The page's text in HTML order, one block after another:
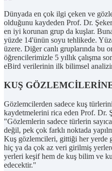
Dünyada en çok ilgi çeken ve
olduğunu kaydeden Prof. Dr.
en iyi korunan grup da kuşlar.
yüzde 14'ünün soyu tehlikede.
üzere. Diğer canlı gruplarında bu
öğrencilerimizle 5 yıllık çalışma
eBird verilerinin ilk bilimsel
KUŞ
Gözlemcilerden sadece kuş
kaydetmelerini rica eden Prof. Dr.
"Gözlemlerin sadece türlerin
değil, pek çok farklı noktada
Kuş gözlemcileri, gittiği her yerde
hiç ya da çok az veri girilmiş
yerleri keşif hem de kuş bilim ve
edecektir."